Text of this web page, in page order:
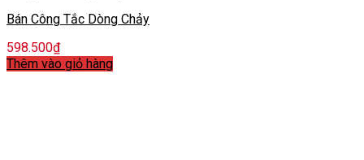
Bán Công Tắc Dòng Chảy
598.500₫
Thêm vào giỏ hàng